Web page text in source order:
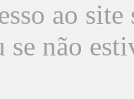
ao
se não